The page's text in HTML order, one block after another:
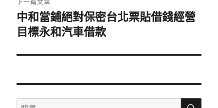
下
一
文
中和當鋪絕對保密台北票貼借錢經營
目標永和汽車借款
搜
搜